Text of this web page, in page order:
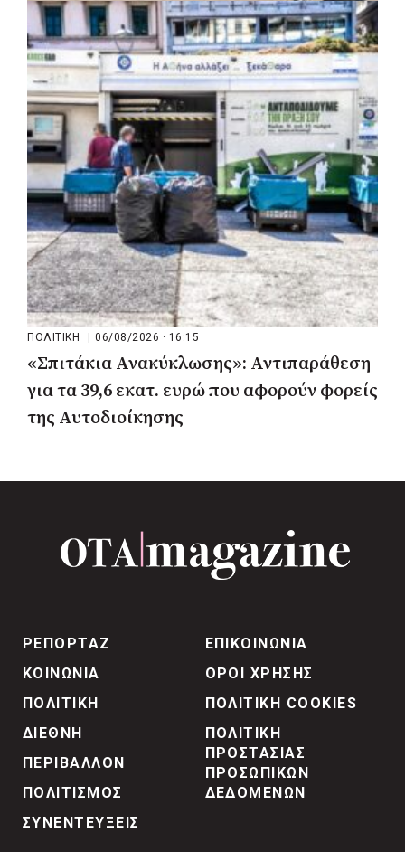
ΚΟΙΝΩΝΙΑ | 06/08/2026 · 17:01
Περιφέρεια Στερεάς Ελλάδας: Ενίσχυση
του ΕΣΥ με 34 νέα ασθενοφόρα από
πόρους του ΕΣΠΑ
ΠΟΛΙΤΙΚΗ 06/08/2026 · 16:15
«Σπιτάκια Ανακύκλωσης»: Αντιπαράθεση
για τα 39,6 εκατ. ευρώ που αφορούν φορείς
της Αυτοδιοίκησης
ΡΕΠΟΡΤΑΖ
ΚΟΙΝΩΝΙΑ
ΠΟΛΙΤΙΚΗ
ΔΙΕΘΝΗ
ΠΕΡΙΒΑΛΛΟΝ
ΠΟΛΙΤΙΣΜΟΣ
ΣΥΝΕΝΤΕΥΞΕΙΣ
ΕΠΙΚΟΙΝΩΝΙΑ
ΟΡΟΙ ΧΡΗΣΗΣ
ΠΟΛΙΤΙΚΗ COOKIES
ΠΟΛΙΤΙΚΗ
ΠΡΟΣΤΑΣΙΑΣ
ΠΡΟΣΩΠΙΚΩΝ
ΔΕΔΟΜΕΝΩΝ